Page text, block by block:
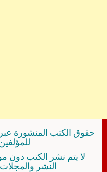
حقوق الكتب المنشورة
لا يتم نشر الكتب دون
النشر